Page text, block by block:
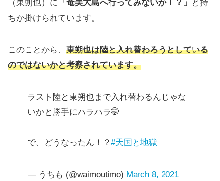
（東朔也）に
「奄美大島へ行ってみないか！？」
と持
ちか掛けられています。
このことから、 東朔也は陸と入れ替わろうとしている
のではないかと考察されています。
ラスト陸と東朔也まで入れ替わるんじゃな
いかと勝手にハラハラ🤭
で、どうなったん！？ #天国と地獄
— うちも (@waimoutimo) March 8, 2021